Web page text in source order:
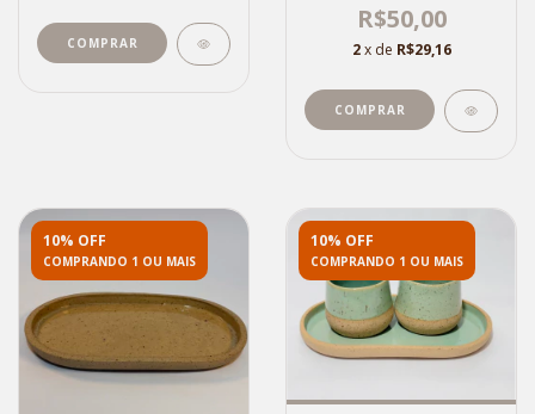
R$50,00
2 x de R$29,16
10% OFF
COMPRANDO 1 OU MAIS
10% OFF
COMPRANDO 1 OU MAIS